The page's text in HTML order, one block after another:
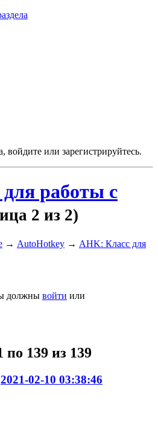
войдите или зарегистрируйтесь.
работы с
2 из 2)
→ AutoHotkey → AHK: Класс для
должны войти или
139 из 139
2021-02-10 03:38:46